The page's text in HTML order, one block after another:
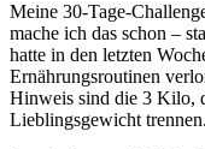
Meine 30-Tage-
mache ich das schon –
hatte in den letzten
Ernährungsroutinen
Hinweis sind die 3 Kilo,
Lieblingsgewicht trennen.